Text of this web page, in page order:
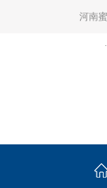
河南